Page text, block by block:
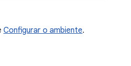
Configurar o ambiente.